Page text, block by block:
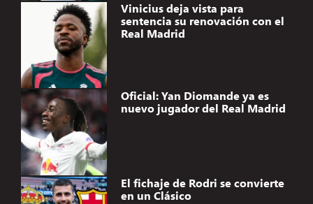
Vinicius deja vista para
sentencia su renovación con el
Real Madrid
Oficial: Yan Diomande ya es
nuevo jugador del Real Madrid
El fichaje de Rodri se convierte
en un Clásico